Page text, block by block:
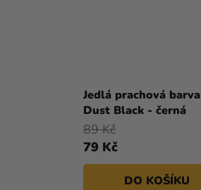
Jedlá prachová barva
Dust Black - černá
79 Kč
89 Kč
DO KOŠÍKU